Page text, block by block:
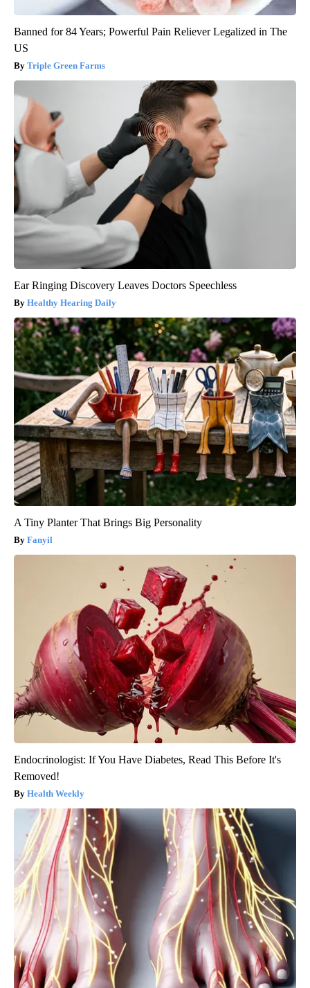
Banned for 84 Years; Powerful Pain Reliever Legalized in The
US
Triple Green Farms
Ear Ringing Discovery Leaves Doctors Speechless
Healthy Hearing Daily
A Tiny Planter That Brings Big Personality
Fanyil
Endocrinologist: If You Have Diabetes, Read This Before It's
Removed!
Health Weekly